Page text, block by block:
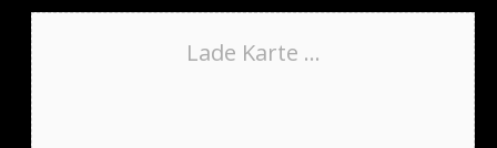
Lade Karte ...